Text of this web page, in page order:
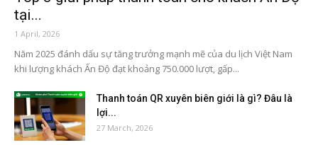
tại...
1 April, 2026
Năm 2025 đánh dấu sự tăng trưởng mạnh mẽ của du lịch Việt Nam
khi lượng khách Ấn Độ đạt khoảng 750.000 lượt, gấp...
Thanh toán QR xuyên biên giới là gì? Đâu là
lợi...
27 March, 2026